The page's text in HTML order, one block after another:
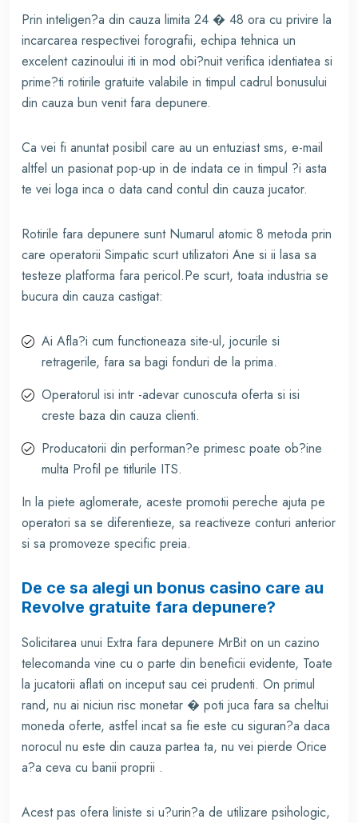
Prin inteligen?a din cauza limita 24 � 48 ora cu privire la
incarcarea respectivei forografii, echipa tehnica un
excelent cazinoului iti in mod obi?nuit verifica identiatea si
prime?ti rotirile gratuite valabile in timpul cadrul bonusului
din cauza bun venit fara depunere.
Ca vei fi anuntat posibil care au un entuziast sms, e-mail
altfel un pasionat pop-up in de indata ce in timpul ?i asta
te vei loga inca o data cand contul din cauza jucator.
Rotirile fara depunere sunt Numarul atomic 8 metoda prin
care operatorii Simpatic scurt utilizatori Ane si ii lasa sa
testeze platforma fara pericol.Pe scurt, toata industria se
bucura din cauza castigat:
Ai Afla?i cum functioneaza site-ul, jocurile si
retragerile, fara sa bagi fonduri de la prima.
Operatorul isi intr -adevar cunoscuta oferta si isi
creste baza din cauza clienti.
Producatorii din performan?e primesc poate ob?ine
multa Profil pe titlurile ITS.
In la piete aglomerate, aceste promotii pereche ajuta pe
operatori sa se diferentieze, sa reactiveze conturi anterior
si sa promoveze specific preia.
De ce sa alegi un bonus casino care au
Revolve gratuite fara depunere?
Solicitarea unui Extra fara depunere MrBiton un cazino
telecomanda vine cu o parte din beneficii evidente, Toate
la jucatorii aflati on inceput sau cei prudenti. On primul
rand, nu ai niciun risc monetar � poti juca fara sa cheltui
moneda oferte, astfel incat sa fie este cu siguran?a daca
norocul nu este din cauza partea ta, nu vei pierde Orice
a?a ceva cu banii proprii .
Acest pas ofera liniste si u?urin?a de utilizare psihologic,